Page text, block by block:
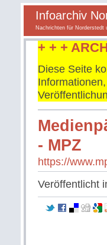
Infoarchiv
Nachrichten für Norderstedt
+ + +
Diese Seite
- MPZ
https://
Veröffentlicht